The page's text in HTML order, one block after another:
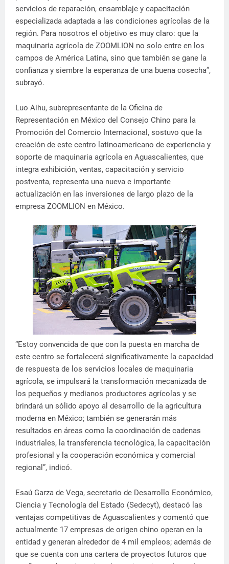
servicios de reparación, ensamblaje y capacitación
especializada adaptada a las condiciones agrícolas de la
región. Para nosotros el objetivo es muy claro: que la
maquinaria agrícola de ZOOMLION no solo entre en los
campos de América Latina, sino que también se gane la
confianza y siembre la esperanza de una buena cosecha”,
subrayó.
Luo Aihu, subrepresentante de la Oficina de
Representación en México del Consejo Chino para la
Promoción del Comercio Internacional, sostuvo que la
creación de este centro latinoamericano de experiencia y
soporte de maquinaria agrícola en Aguascalientes, que
integra exhibición, ventas, capacitación y servicio
postventa, representa una nueva e importante
actualización en las inversiones de largo plazo de la
empresa ZOOMLION en México.
“Estoy convencida de que con la puesta en marcha de
este centro se fortalecerá significativamente la capacidad
de respuesta de los servicios locales de maquinaria
agrícola, se impulsará la transformación mecanizada de
los pequeños y medianos productores agrícolas y se
brindará un sólido apoyo al desarrollo de la agricultura
moderna en México; también se generarán más
resultados en áreas como la coordinación de cadenas
industriales, la transferencia tecnológica, la capacitación
profesional y la cooperación económica y comercial
regional”, indicó.
Esaú Garza de Vega, secretario de Desarrollo Económico,
Ciencia y Tecnología del Estado (Sedecyt), destacó las
ventajas competitivas de Aguascalientes y comentó que
actualmente 17 empresas de origen chino operan en la
entidad y generan alrededor de 4 mil empleos; además de
que se cuenta con una cartera de proyectos futuros que